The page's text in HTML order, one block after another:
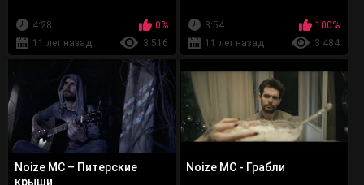
4:28
0%
11 лет назад
3 516
3:54
100%
11 лет назад
3 484
Noize MC – Питерские
крыши
Noize MC - Грабли